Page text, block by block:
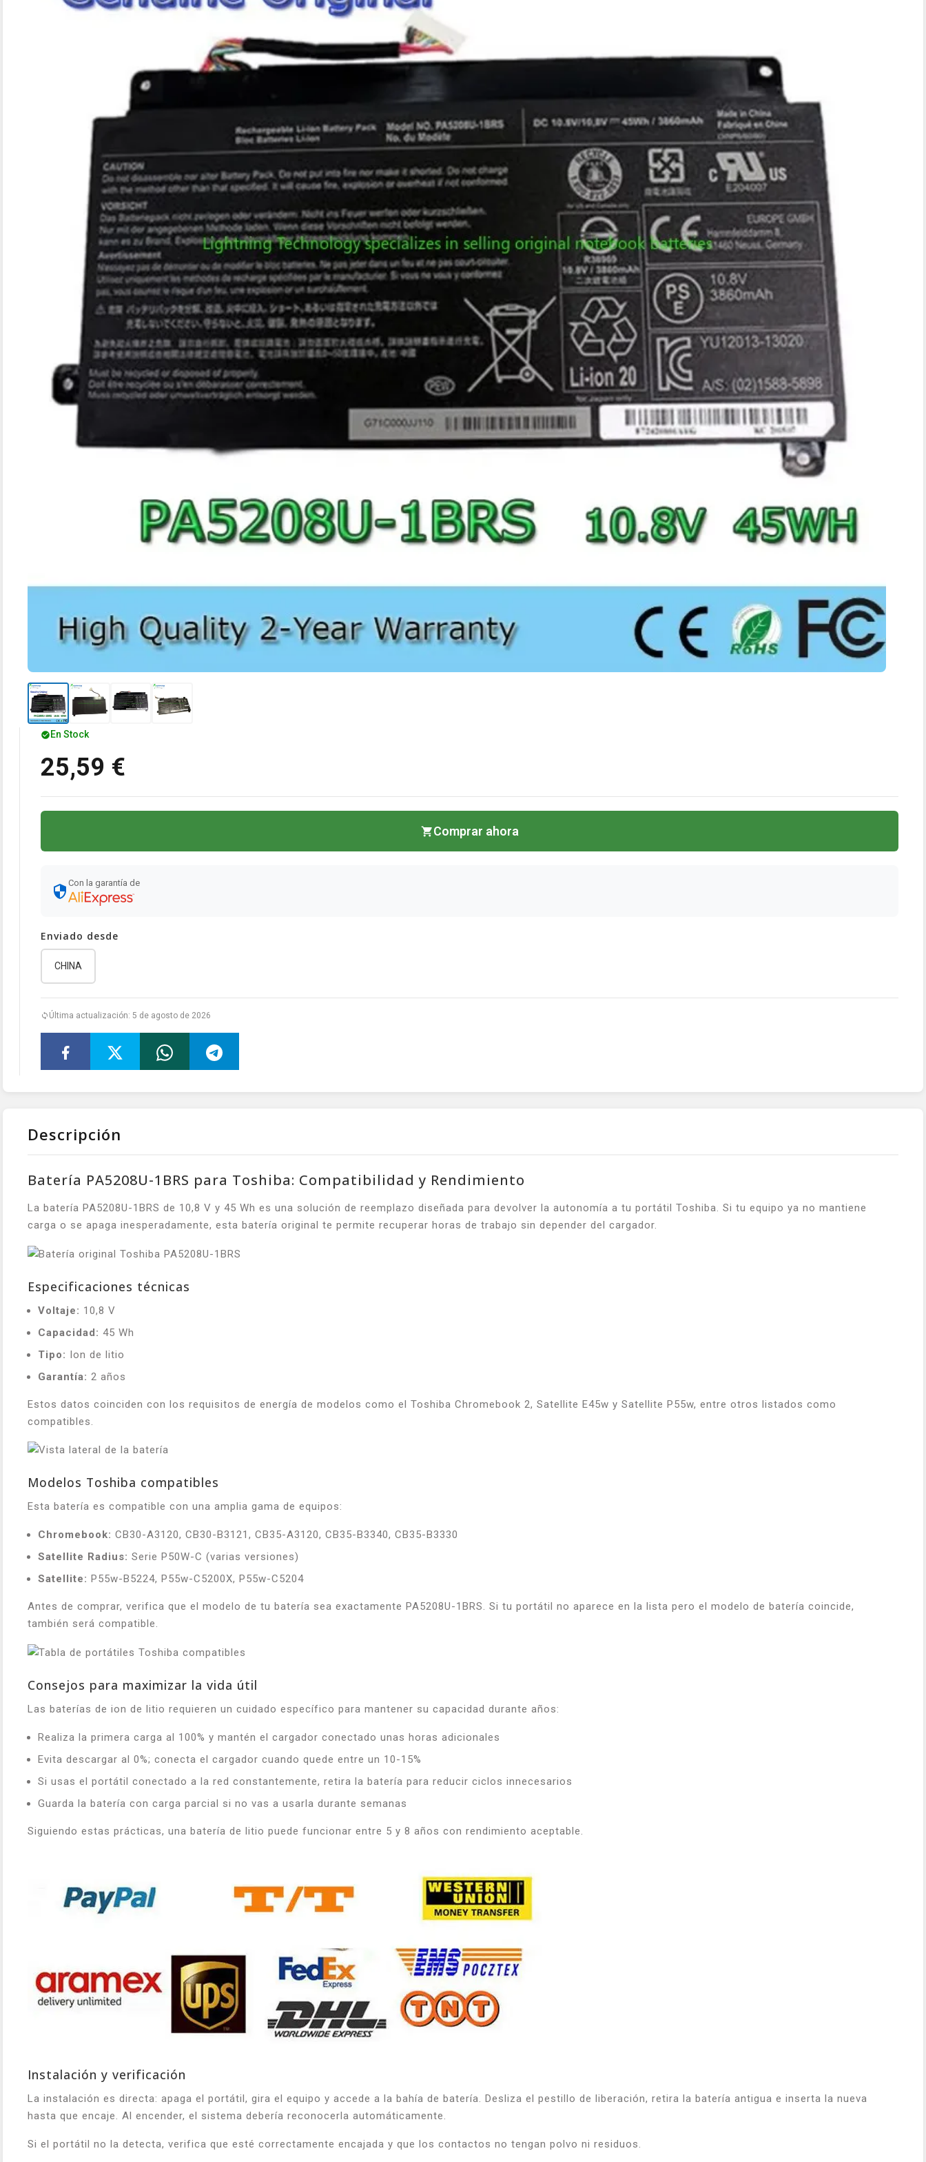
En Stock
25,59 €
Comprar ahora
Con la garantía de
Enviado desde
CHINA
Última actualización: 5 de agosto de 2026
Descripción
Batería PA5208U-1BRS para Toshiba: Compatibilidad y Rendimiento
La batería PA5208U-1BRS de 10,8 V y 45 Wh es una solución de reemplazo diseñada para devolver la autonomía a tu portátil Toshiba. Si tu equipo ya no mantiene
carga o se apaga inesperadamente, esta batería original te permite recuperar horas de trabajo sin depender del cargador.
Especificaciones técnicas
Voltaje: 10,8 V
Capacidad: 45 Wh
Tipo: Ion de litio
Garantía: 2 años
Estos datos coinciden con los requisitos de energía de modelos como el Toshiba Chromebook 2, Satellite E45w y Satellite P55w, entre otros listados como
compatibles.
Modelos Toshiba compatibles
Esta batería es compatible con una amplia gama de equipos:
Chromebook: CB30-A3120, CB30-B3121, CB35-A3120, CB35-B3340, CB35-B3330
Satellite Radius: Serie P50W-C (varias versiones)
Satellite: P55w-B5224, P55w-C5200X, P55w-C5204
Antes de comprar, verifica que el modelo de tu batería sea exactamente PA5208U-1BRS. Si tu portátil no aparece en la lista pero el modelo de batería coincide,
también será compatible.
Consejos para maximizar la vida útil
Las baterías de ion de litio requieren un cuidado específico para mantener su capacidad durante años:
Realiza la primera carga al 100% y mantén el cargador conectado unas horas adicionales
Evita descargar al 0%; conecta el cargador cuando quede entre un 10-15%
Si usas el portátil conectado a la red constantemente, retira la batería para reducir ciclos innecesarios
Guarda la batería con carga parcial si no vas a usarla durante semanas
Siguiendo estas prácticas, una batería de litio puede funcionar entre 5 y 8 años con rendimiento aceptable.
Instalación y verificación
La instalación es directa: apaga el portátil, gira el equipo y accede a la bahía de batería. Desliza el pestillo de liberación, retira la batería antigua e inserta la nueva
hasta que encaje. Al encender, el sistema debería reconocerla automáticamente.
Si el portátil no la detecta, verifica que esté correctamente encajada y que los contactos no tengan polvo ni residuos.